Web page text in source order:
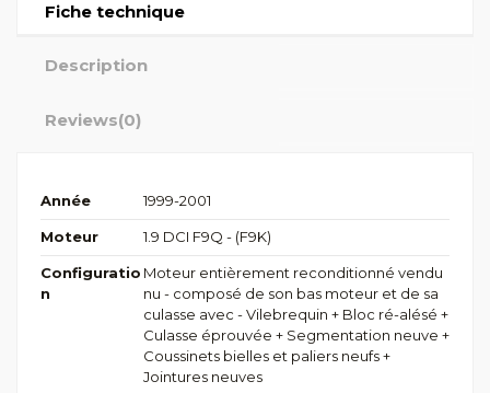
Fiche technique
Description
Reviews(0)
Année 1999-2001
Moteur 1.9 DCI F9Q - (F9K)
Configuratio
n
Moteur entièrement reconditionné vendu
nu - composé de son bas moteur et de sa
culasse avec - Vilebrequin + Bloc ré-alésé +
Culasse éprouvée + Segmentation neuve +
Coussinets bielles et paliers neufs +
Jointures neuves